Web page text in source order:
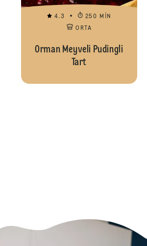
4.3
250 MIN
ORTA
Orman Meyveli Pudingli
Tart